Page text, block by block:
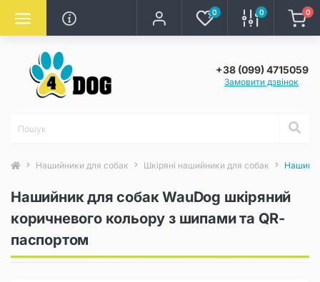
0 0 0
+38 (099) 4715059
Замовити дзвінок
Нашийники для собак Шкіряні нашийники для собак
Нашийник для собак WauDog шкіряний
коричневого кольору з шипами та QR-
паспортом